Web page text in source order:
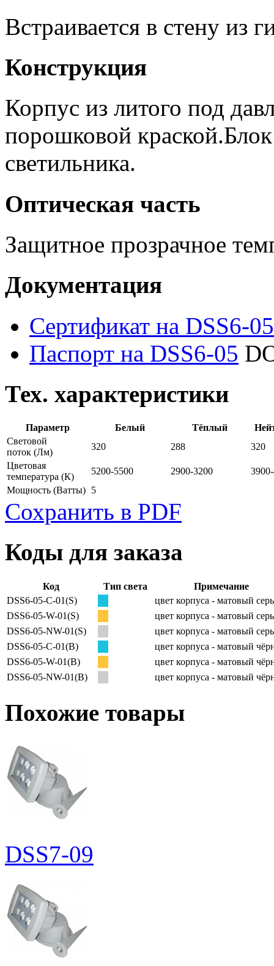
Встраивается в стену из
Конструкция
Корпус из литого под
порошковой
светильника.
Оптическая часть
Защитное прозрачное
Документация
Сертификат на DSS6-05
Паспорт на DSS6-05
Тех. характеристики
Параметр Белый Тёплый
Световой
поток (Лм)
320 288
320
Цветовая
температура (К)
5200-5500 2900-3200
Мощность (Ватты) 5
Сохранить в PDF
Коды для заказа
Код Тип света
Примечание
DSS6-05-C-01(S)
цвет корпуса - матовый
DSS6-05-W-01(S)
цвет корпуса - матовый
DSS6-05-NW-01(S)
цвет корпуса - матовый
DSS6-05-C-01(B)
цвет корпуса - матовый
DSS6-05-W-01(B)
цвет корпуса - матовый
DSS6-05-NW-01(B)
цвет корпуса - матовый
Похожие товары
DSS7-09